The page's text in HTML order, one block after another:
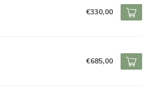
€330,00
€685,00